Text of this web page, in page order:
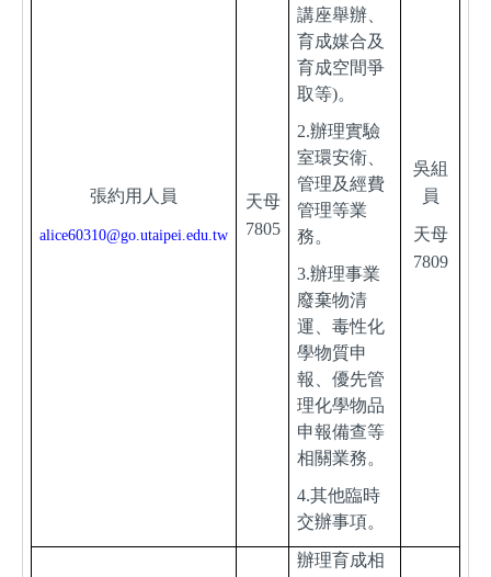
張約用人員
alice60310@go.utaipei.edu.tw
天母
7805
講座舉辦、
育成媒合及
育成空間爭
取等)。
2.辦理實驗
室環安衛、
管理及經費
管理等業
務。
3.辦理事業
廢棄物清
運、毒性化
學物質申
報、優先管
理化學物品
申報備查等
相關業務。
4.其他臨時
交辦事項。
吳組
員
天母
7809
辦理育成相